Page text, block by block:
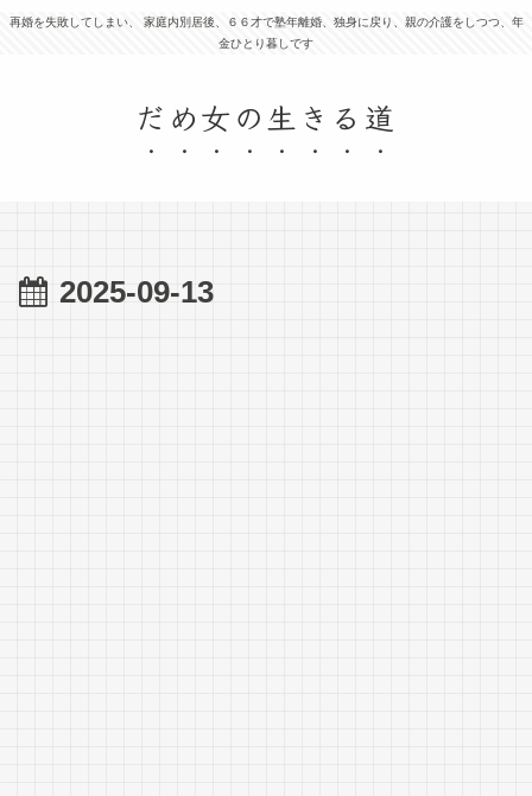
再婚を失敗してしまい、 家庭内別居後、６６才で塾年離婚、独身に戻り、親の介護をしつつ、年
金ひとり暮しです
だめ女の生きる道
2025-09-13